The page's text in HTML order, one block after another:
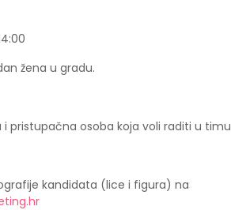
žena u gradu.
i pristupačna osoba koja voli raditi u timu
kandidata (lice i figura) na